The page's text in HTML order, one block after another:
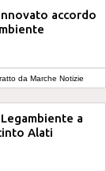
accordo
da Marche Notizie
a
Alati